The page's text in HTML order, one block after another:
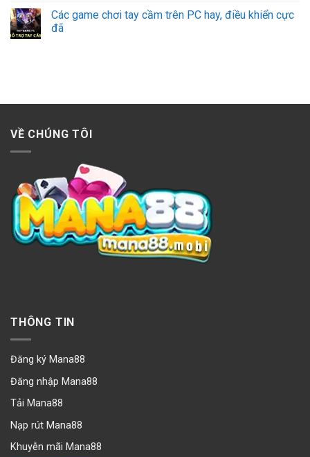
Các game chơi tay cầm trên PC hay, điều khiển cực
đã
VỀ CHÚNG TÔI
THÔNG TIN
Đăng ký Mana88
Đăng nhập Mana88
Tải Mana88
Nạp rút Mana88
Khuyễn mãi Mana88